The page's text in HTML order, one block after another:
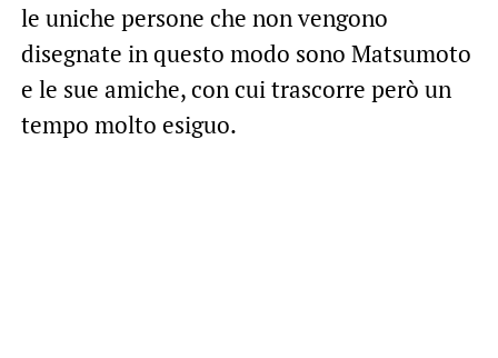
le uniche persone che non vengono
disegnate in questo modo sono Matsumoto
e le sue amiche, con cui trascorre però un
tempo molto esiguo.